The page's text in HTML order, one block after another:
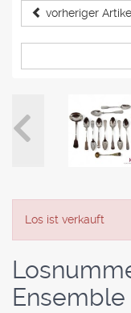
vorheriger
Los ist verkauft
Ensemble